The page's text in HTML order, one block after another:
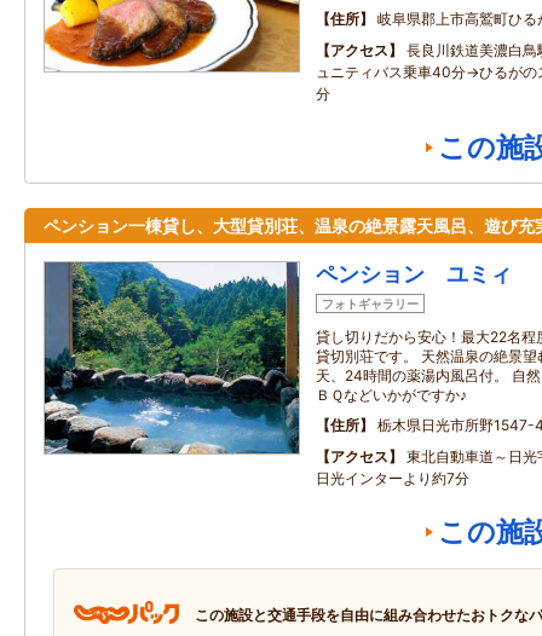
住所
岐阜県郡上市高鷲町ひ
アクセス
長良川鉄道美濃白
ュニティバス乗車40分→ひるがの
分
この施
ペンション一棟貸し、大型貸別荘、温泉の絶景露天風呂、遊び充
ペンション ユミィ
フォトギャラリー
貸し切りだから安心！最大22名
貸切別荘です。 天然温泉の絶景
天、24時間の薬湯内風呂付。 自
ＢＱなどいかがですか♪
住所
栃木県日光市所野1547-
アクセス
東北自動車道～日
日光インターより約7分
この施
この施設と交通手段を自由に組み合わせたおトクな